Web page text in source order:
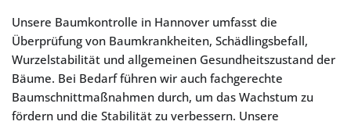
Unsere Baumkontrolle in Hannover umfasst die
Überprüfung von Baumkrankheiten, Schädlingsbefall,
Wurzelstabilität und allgemeinen Gesundheitszustand der
Bäume. Bei Bedarf führen wir auch fachgerechte
Baumschnittmaßnahmen durch, um das Wachstum zu
fördern und die Stabilität zu verbessern. Unsere